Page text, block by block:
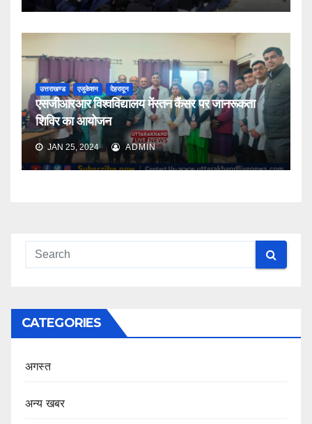
उत्तराखण्ड एजुकेशन देहरादून
एसजीआरआर विश्वविद्यालय मेंस्तन कैंसर पर जानरूकता
शिविर का आयोजन
JAN 25, 2024 ADMIN
CATEGORIES
अगस्त
अन्य खबर